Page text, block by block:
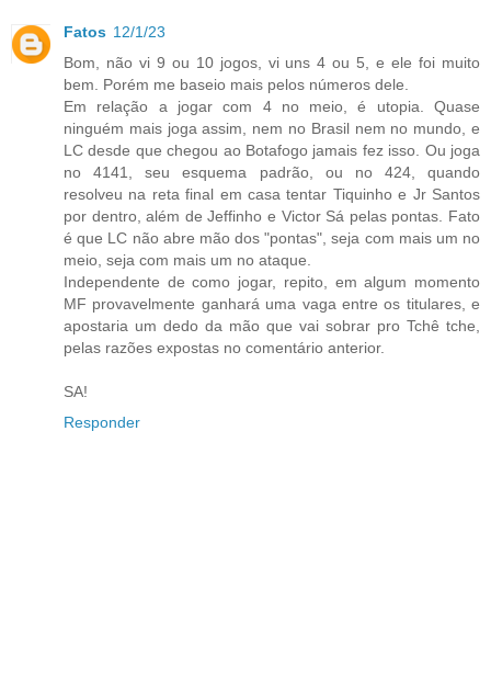
Fatos 12/1/23
Bom, não vi 9 ou 10 jogos, vi uns 4 ou 5, e ele foi muito
bem. Porém me baseio mais pelos números dele.
Em relação a jogar com 4 no meio, é utopia. Quase
ninguém mais joga assim, nem no Brasil nem no mundo, e
LC desde que chegou ao Botafogo jamais fez isso. Ou joga
no 4141, seu esquema padrão, ou no 424, quando
resolveu na reta final em casa tentar Tiquinho e Jr Santos
por dentro, além de Jeffinho e Victor Sá pelas pontas. Fato
é que LC não abre mão dos "pontas", seja com mais um no
meio, seja com mais um no ataque.
Independente de como jogar, repito, em algum momento
MF provavelmente ganhará uma vaga entre os titulares, e
apostaria um dedo da mão que vai sobrar pro Tchê tche,
pelas razões expostas no comentário anterior.
SA!
Responder